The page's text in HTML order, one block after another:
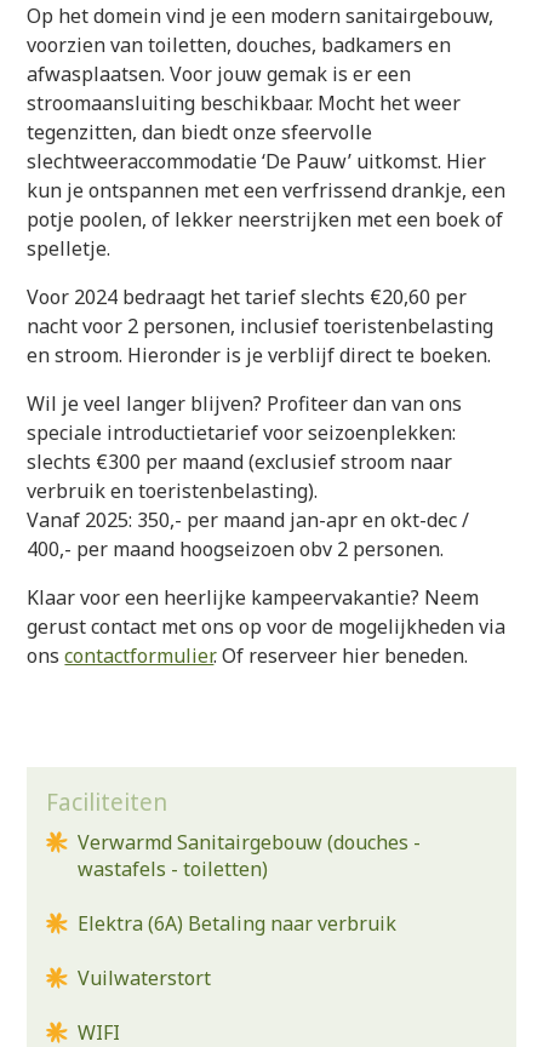
Op het domein vind je een modern sanitairgebouw,
voorzien van toiletten, douches, badkamers en
afwasplaatsen. Voor jouw gemak is er een
stroomaansluiting beschikbaar. Mocht het weer
tegenzitten, dan biedt onze sfeervolle
slechtweeraccommodatie ‘De Pauw’ uitkomst. Hier
kun je ontspannen met een verfrissend drankje, een
potje poolen, of lekker neerstrijken met een boek of
spelletje.
Voor 2024 bedraagt het tarief slechts €20,60 per
nacht voor 2 personen, inclusief toeristenbelasting
en stroom. Hieronder is je verblijf direct te boeken.
Wil je veel langer blijven? Profiteer dan van ons
speciale introductietarief voor seizoenplekken:
slechts €300 per maand (exclusief stroom naar
verbruik en toeristenbelasting).
Vanaf 2025: 350,- per maand jan-apr en okt-dec /
400,- per maand hoogseizoen obv 2 personen.
Klaar voor een heerlijke kampeervakantie? Neem
gerust contact met ons op voor de mogelijkheden via
onscontactformulier. Of reserveer hier beneden.
Faciliteiten
Verwarmd Sanitairgebouw (douches -
wastafels - toiletten)
Elektra (6A) Betaling naar verbruik
Vuilwaterstort
WIFI